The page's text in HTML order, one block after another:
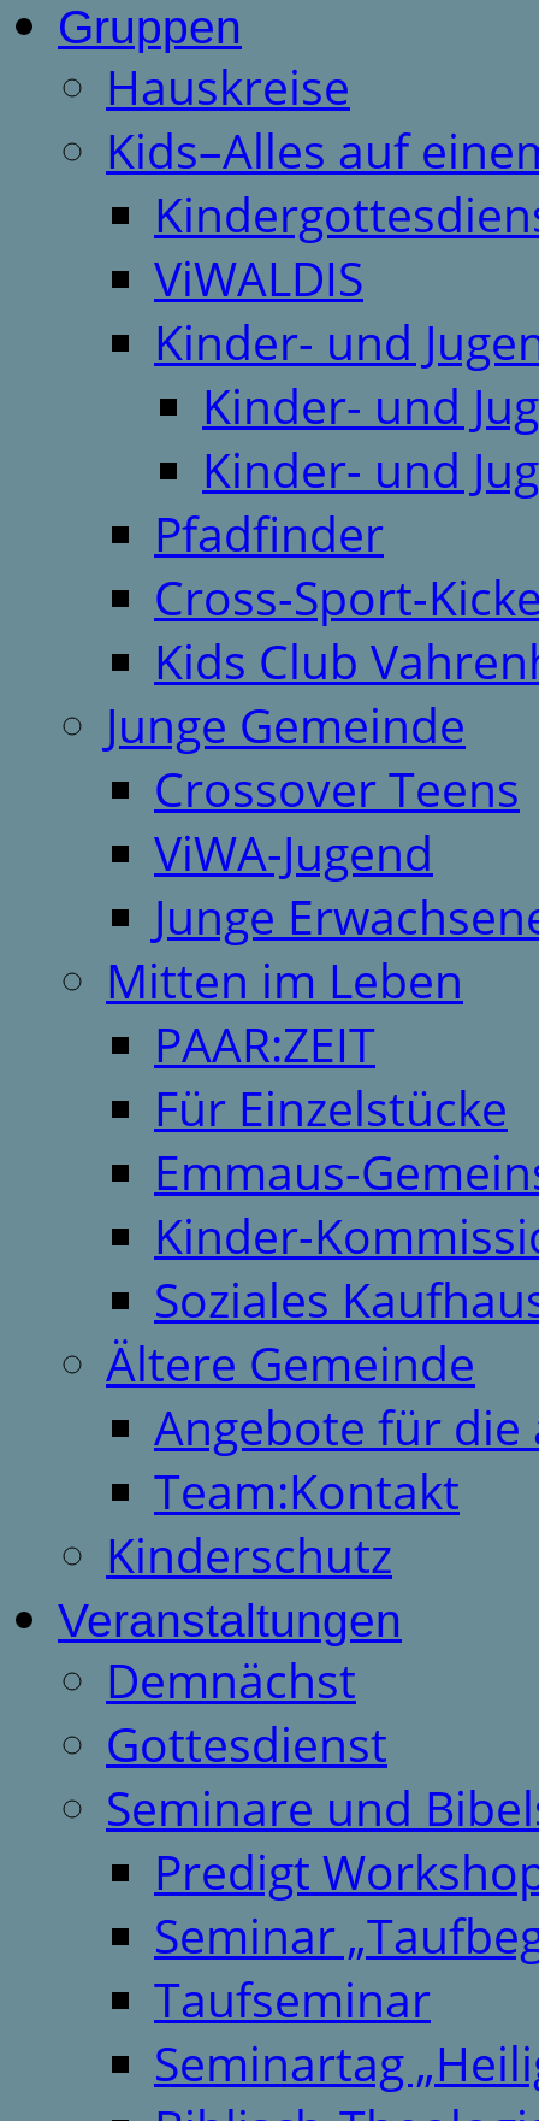
Gruppen
Hauskreise
Kids–Alles auf
ViWALDIS
Kinder- und
Kinder- und
Kinder- und
Pfadfinder
Cross-Sport-
Kids Club
Junge Gemeinde
Crossover Teens
ViWA-Jugend
Junge
Mitten im Leben
PAAR:ZEIT
Für Einzelstücke
Emmaus-
Kinder-
Soziales
Ältere Gemeinde
Angebote für
Team:Kontakt
Kinderschutz
Veranstaltungen
Demnächst
Gottesdienst
Seminare und
Predigt
Seminar
Taufseminar
Seminartag